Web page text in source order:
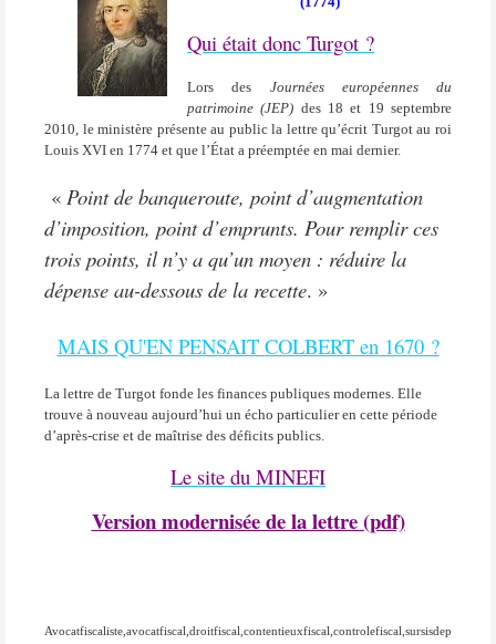
Qui était donc Turgot ?
Lors des Journées européennes du
patrimoine (JEP) des 18 et 19 septembre
2010, le ministère présente au public la lettre qu’écrit Turgot au roi
Louis XVI en 1774 et que l’État a préemptée en mai dernier.
« Point de banqueroute, point d’augmentation
d’imposition, point d’emprunts. Pour remplir ces
trois points, il n’y a qu’un moyen : réduire la
dépense au-dessous de la recette. »
MAIS QU'EN PENSAIT COLBERT en 1670 ?
La lettre de Turgot fonde les finances publiques modernes. Elle
trouve à nouveau aujourd’hui un écho particulier en cette période
d’après-crise et de maîtrise des déficits publics.
Le site du MINEFI
Version modernisée de la lettre (pdf)
Avocatfiscaliste,avocatfiscal,droitfiscal,contentieuxfiscal,controlefiscal,sursisdep